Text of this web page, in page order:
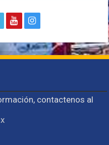
contactenos al